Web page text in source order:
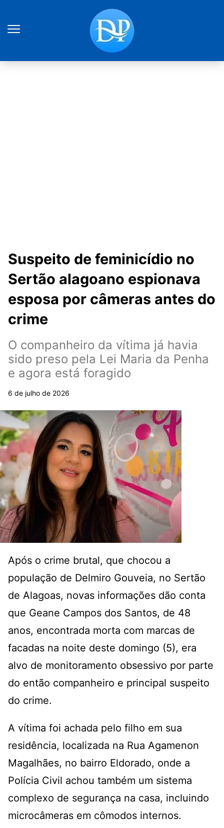
Suspeito de feminicídio no
Sertão alagoano espionava
esposa por câmeras antes do
crime
O companheiro da vítima já havia
sido preso pela Lei Maria da Penha
e agora está foragido
6 de julho de 2026
Após o crime brutal, que chocou a
população de Delmiro Gouveia, no Sertão
de Alagoas, novas informações dão conta
que Geane Campos dos Santos, de 48
anos, encontrada morta com marcas de
facadas na noite deste domingo (5), era
alvo de monitoramento obsessivo por parte
do então companheiro e principal suspeito
do crime.
A vítima foi achada pelo filho em sua
residência, localizada na Rua Agamenon
Magalhães, no bairro Eldorado, onde a
Polícia Civil achou também um sistema
complexo de segurança na casa, incluindo
microcâmeras em cômodos internos.